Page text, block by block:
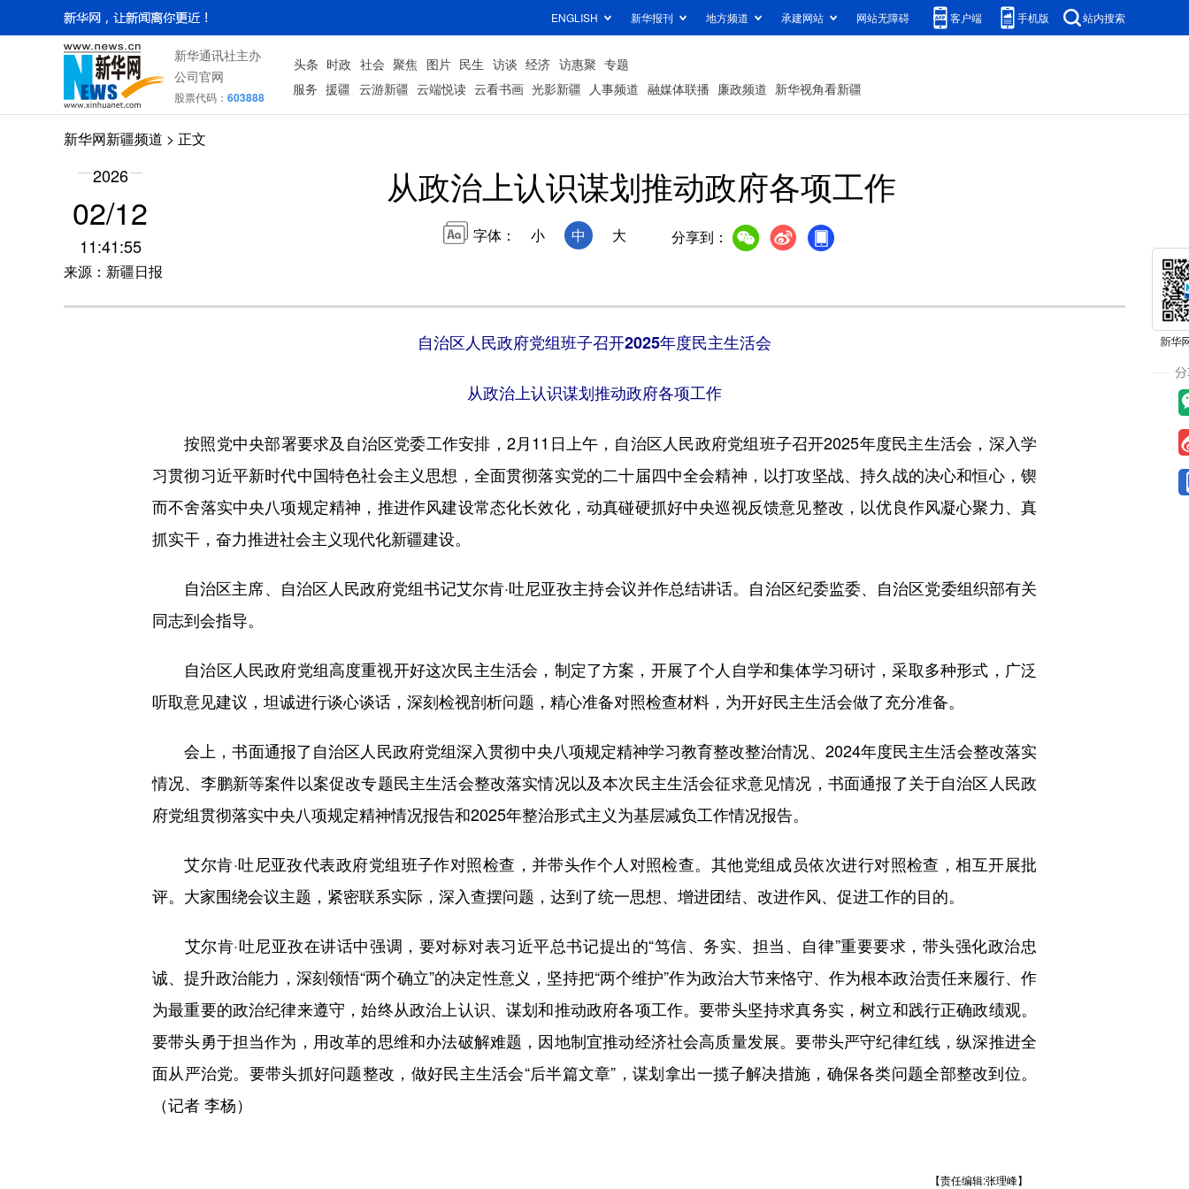
ENGLISH 新华报刊 地方频道 承建网站 网站无障碍 客户端 手机版 站内搜索
新华通讯社主办
公司官网
股票代码： 603888
头条 时政 社会 聚焦 图片 民生 访谈 经济 访惠聚 专题
服务 援疆 云游新疆 云端悦读 云看书画 光影新疆 人事频道 融媒体联播 廉政频道 新华视角看新疆
新华网新疆频道 > 正文
2026
02/12
11:41:55
来源：新疆日报
从政治上认识谋划推动政府各项工作
字体： 小 中 大 分享到：
自治区人民政府党组班子召开2025年度民主生活会
从政治上认识谋划推动政府各项工作
按照党中央部署要求及自治区党委工作安排，2月11日上午，自治区人民政府党组班子召开2025年度民主生活会，深入学
习贯彻习近平新时代中国特色社会主义思想，全面贯彻落实党的二十届四中全会精神，以打攻坚战、持久战的决心和恒心，锲
而不舍落实中央八项规定精神，推进作风建设常态化长效化，动真碰硬抓好中央巡视反馈意见整改，以优良作风凝心聚力、真
抓实干，奋力推进社会主义现代化新疆建设。
自治区主席、自治区人民政府党组书记艾尔肯·吐尼亚孜主持会议并作总结讲话。自治区纪委监委、自治区党委组织部有关
同志到会指导。
自治区人民政府党组高度重视开好这次民主生活会，制定了方案，开展了个人自学和集体学习研讨，采取多种形式，广泛
听取意见建议，坦诚进行谈心谈话，深刻检视剖析问题，精心准备对照检查材料，为开好民主生活会做了充分准备。
会上，书面通报了自治区人民政府党组深入贯彻中央八项规定精神学习教育整改整治情况、2024年度民主生活会整改落实
情况、李鹏新等案件以案促改专题民主生活会整改落实情况以及本次民主生活会征求意见情况，书面通报了关于自治区人民政
府党组贯彻落实中央八项规定精神情况报告和2025年整治形式主义为基层减负工作情况报告。
艾尔肯·吐尼亚孜代表政府党组班子作对照检查，并带头作个人对照检查。其他党组成员依次进行对照检查，相互开展批
评。大家围绕会议主题，紧密联系实际，深入查摆问题，达到了统一思想、增进团结、改进作风、促进工作的目的。
艾尔肯·吐尼亚孜在讲话中强调，要对标对表习近平总书记提出的“笃信、务实、担当、自律”重要要求，带头强化政治忠
诚、提升政治能力，深刻领悟“两个确立”的决定性意义，坚持把“两个维护”作为政治大节来恪守、作为根本政治责任来履行、作
为最重要的政治纪律来遵守，始终从政治上认识、谋划和推动政府各项工作。要带头坚持求真务实，树立和践行正确政绩观。
要带头勇于担当作为，用改革的思维和办法破解难题，因地制宜推动经济社会高质量发展。要带头严守纪律红线，纵深推进全
面从严治党。要带头抓好问题整改，做好民主生活会“后半篇文章”，谋划拿出一揽子解决措施，确保各类问题全部整改到位。
（记者 李杨）
【责任编辑:张理峰】